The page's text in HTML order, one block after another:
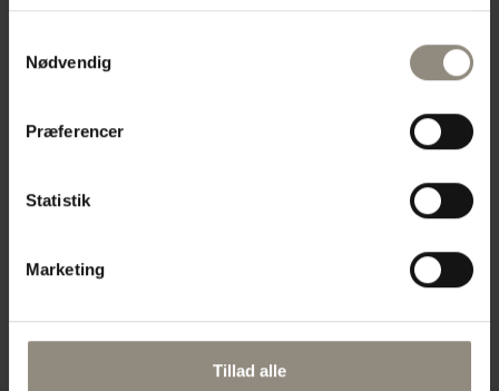
Nødvendig
Præferencer
Statistik
Marketing
Tillad alle
med dig for at optimere dyrenes sundhed og
Vi tilbyder vi Viking Inseminering som en del af vores
services til kvægbesætninger. Vi anvender genetisk
materiale fra Viking Genetics for at optimere
og produktivitet. Vores erfarne team sørger for
professionel rådgivning og præcis insemination for at